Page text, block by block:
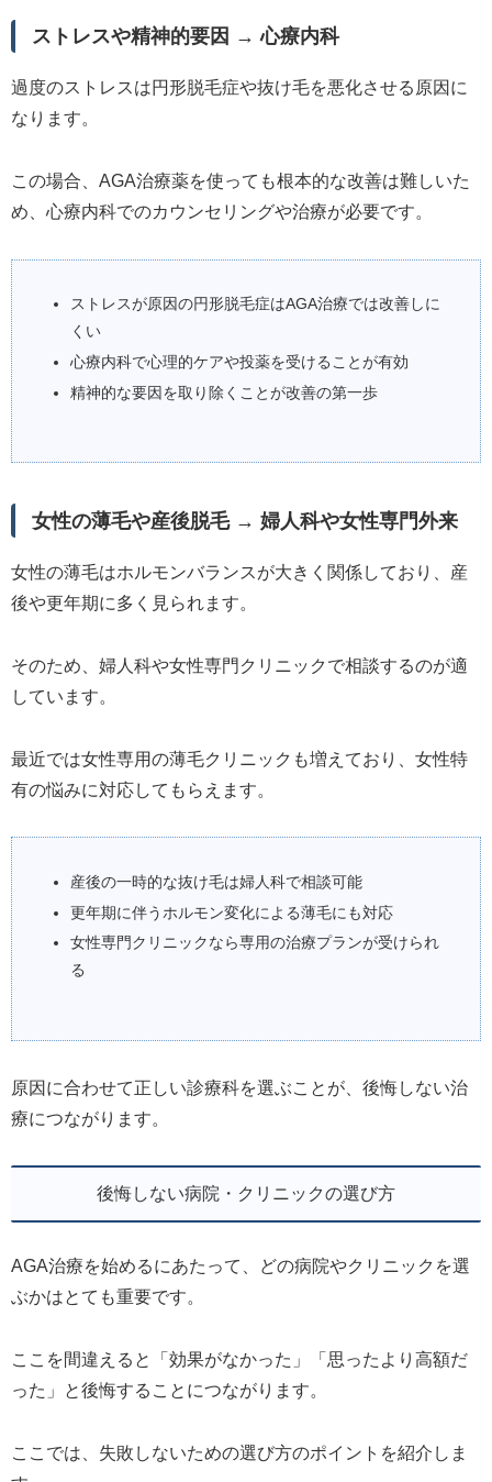
ストレスや精神的要因 → 心療内科
過度のストレスは円形脱毛症や抜け毛を悪化させる原因に
なります。
この場合、AGA治療薬を使っても根本的な改善は難しいた
め、心療内科でのカウンセリングや治療が必要です。
ストレスが原因の円形脱毛症はAGA治療では改善しに
くい
心療内科で心理的ケアや投薬を受けることが有効
精神的な要因を取り除くことが改善の第一歩
女性の薄毛や産後脱毛 → 婦人科や女性専門外来
女性の薄毛はホルモンバランスが大きく関係しており、産
後や更年期に多く見られます。
そのため、婦人科や女性専門クリニックで相談するのが適
しています。
最近では女性専用の薄毛クリニックも増えており、女性特
有の悩みに対応してもらえます。
産後の一時的な抜け毛は婦人科で相談可能
更年期に伴うホルモン変化による薄毛にも対応
女性専門クリニックなら専用の治療プランが受けられ
る
原因に合わせて正しい診療科を選ぶことが、後悔しない治
療につながります。
後悔しない病院・クリニックの選び方
AGA治療を始めるにあたって、どの病院やクリニックを選
ぶかはとても重要です。
ここを間違えると「効果がなかった」「思ったより高額だ
った」と後悔することにつながります。
ここでは、失敗しないための選び方のポイントを紹介しま